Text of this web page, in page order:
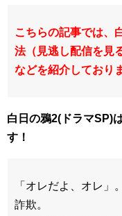
こちらの記事では、
法（見逃し配信を見
などを紹介しており
白日の鴉2(ドラマSP)
す！
「オレだよ、オレ」
詐欺。